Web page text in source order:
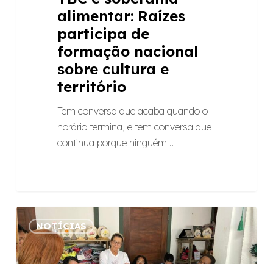
alimentar: Raízes
participa de
formação nacional
sobre cultura e
território
Tem conversa que acaba quando o
horário termina, e tem conversa que
continua porque ninguém…
Como
gerar
inovação
social
NOTÍCIAS